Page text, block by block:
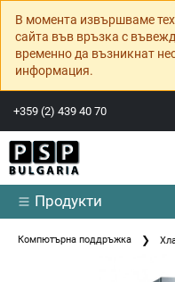
В момента извършваме
сайта във връзка с
временно да възникнат
информация.
+359 (2) 439 40 70
Продукти
Компютърна поддръжка